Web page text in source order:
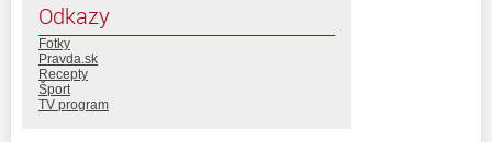
Odkazy
Fotky
Pravda.sk
Recepty
Šport
TV program